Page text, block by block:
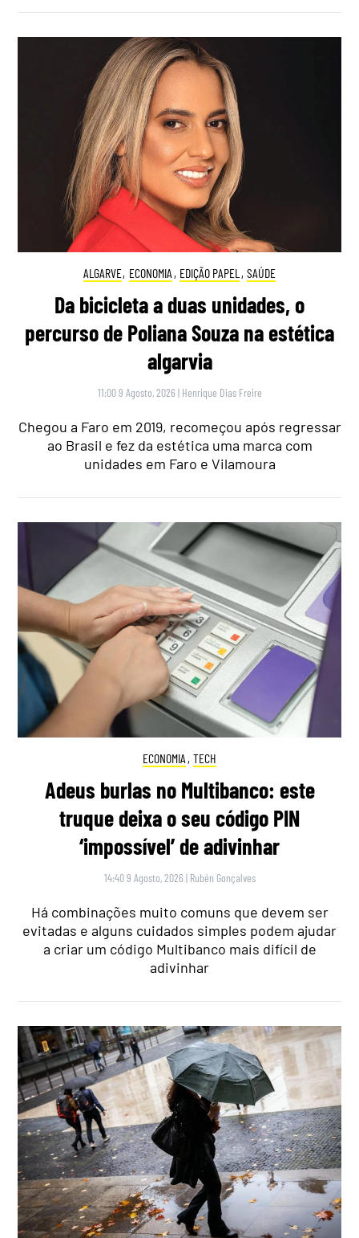
ALGARVE, ECONOMIA , EDIÇÃO PAPEL , SAÚDE
Da bicicleta a duas unidades, o
percurso de Poliana Souza na estética
algarvia
11:00 9 Agosto, 2026 | Henrique Dias Freire
Chegou a Faro em 2019, recomeçou após regressar
ao Brasil e fez da estética uma marca com
unidades em Faro e Vilamoura
ECONOMIA , TECH
Adeus burlas no Multibanco: este
truque deixa o seu código PIN
‘impossível’ de adivinhar
14:40 9 Agosto, 2026 | Rubén Gonçalves
Há combinações muito comuns que devem ser
evitadas e alguns cuidados simples podem ajudar
a criar um código Multibanco mais difícil de
adivinhar